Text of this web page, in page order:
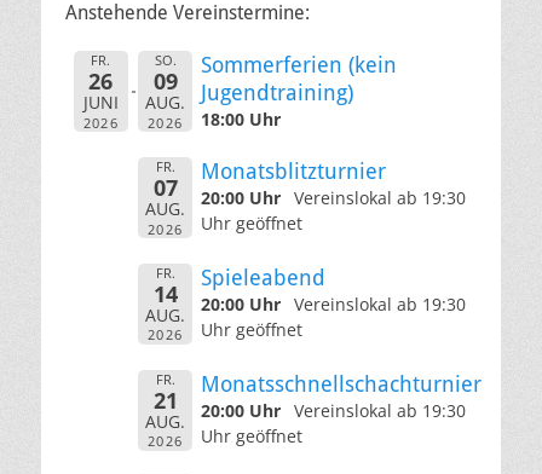
Anstehende Vereinstermine:
FR.
26
JUNI
2026
SO.
09
AUG.
2026
Sommerferien (kein
Jugendtraining)
18:00 Uhr
FR.
07
AUG.
2026
Monatsblitzturnier
20:00 Uhr Vereinslokal ab 19:30
Uhr geöffnet
FR.
14
AUG.
2026
Spieleabend
20:00 Uhr Vereinslokal ab 19:30
Uhr geöffnet
FR.
21
AUG.
2026
Monatsschnellschachturnier
20:00 Uhr Vereinslokal ab 19:30
Uhr geöffnet